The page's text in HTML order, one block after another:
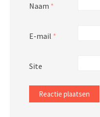
Naam *
E-mail *
Site